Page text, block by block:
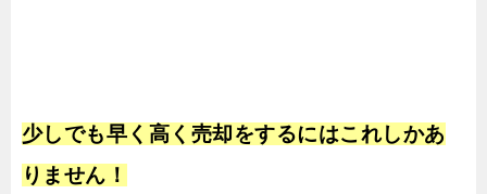
少しでも早く高く売却をするにはこれしかあ
りません！